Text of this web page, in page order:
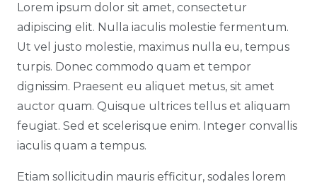
Lorem ipsum dolor sit amet, consectetur
adipiscing elit. Nulla iaculis molestie fermentum.
Ut vel justo molestie, maximus nulla eu, tempus
turpis. Donec commodo quam et tempor
dignissim. Praesent eu aliquet metus, sit amet
auctor quam. Quisque ultrices tellus et aliquam
feugiat. Sed et scelerisque enim. Integer convallis
iaculis quam a tempus.
Etiam sollicitudin mauris efficitur, sodales lorem